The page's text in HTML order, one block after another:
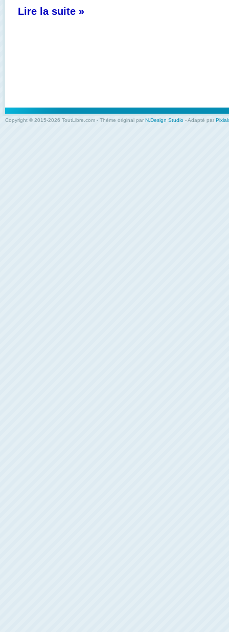
Lire la suite »
Copyright © 2015-2026 ToutLibre.com - Thème original par N.Design Studio - Adapté par